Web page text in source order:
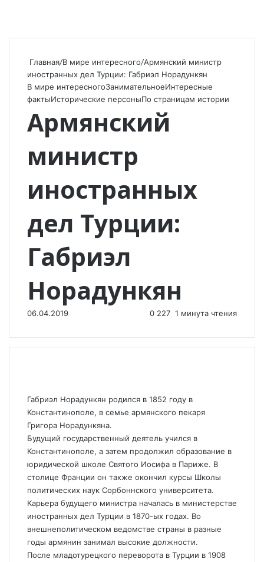
Главная/В мире интересного/Армянский министр
иностранных дел Турции: Габриэл Норадункян
В мире интересногоЗанимательноеИнтересные
фактыИсторические персоныПо страницам истории
Армянский
министр
иностранных
дел Турции:
Габриэл
Норадункян
06.04.2019 0 227 1 минута чтения
Габриэл Норадункян родился в 1852 году в
Константинополе, в семье армянского пекаря
Григора Норадункяна.
Будущий государственный деятель учился в
Константинополе, а затем продолжил образование в
юридической школе Святого Иосифа в Париже. В
столице Франции он также окончил курсы Школы
политических наук Сорбоннского университета.
Карьера будущего министра началась в министерстве
иностранных дел Турции в 1870-ых годах. Во
внешнеполитическом ведомстве страны в разные
годы армянин занимал высокие должности.
После младотурецкого переворота в Турции в 1908